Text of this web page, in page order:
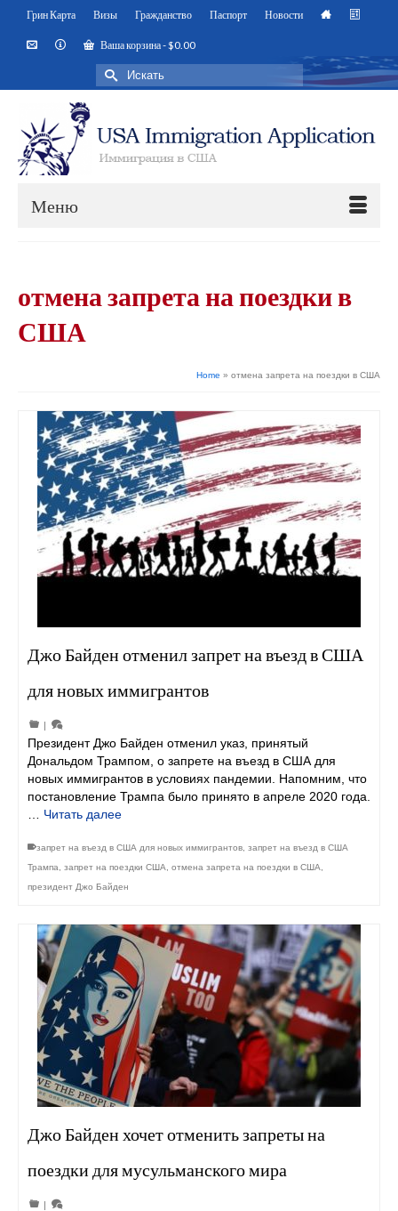
Грин Карта Визы Гражданство Паспорт Новости
Ваша корзина-$0.00
Искать:
Меню
отмена запрета на поездки в
США
Home » отмена запрета на поездки в США
Джо Байден отменил запрет на въезд в США
для новых иммигрантов
|
Президент Джо Байден отменил указ, принятый
Дональдом Трампом, о запрете на въезд в США для
новых иммигрантов в условиях пандемии. Напомним, что
постановление Трампа было принято в апреле 2020 года.
Читать далее
запрет на въезд в США для новых иммигрантов запрет на въезд в США
Трампа
запрет на поездки США отмена запрета на поездки в США
президент Джо Байден
Джо Байден хочет отменить запреты на
поездки для мусульманского мира
|